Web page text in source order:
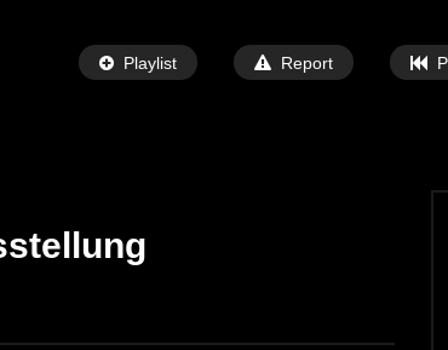
Playlist Report
Später Ansehen